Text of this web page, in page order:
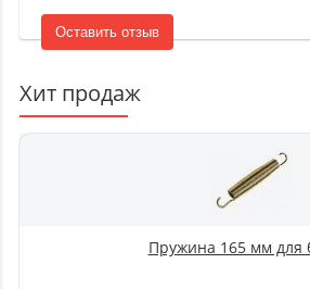
Оставить отзыв
Хит продаж
Пружина 165 мм для